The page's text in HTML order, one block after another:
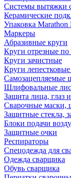
Системы вытяжки
Керамические
Упаковка Marathon
Маркеры
Абразивные круги
Круги отрезные по
Круги зачистные
Круги лепестковые
Самозацепляемые
Шлифовальные
Защита лица, глаз
Сварочные
Защитные стекла,
Блоки подачи
Защитные очки
Респираторы
Спецодежда для
Одежда сварщика
Обувь сварщика